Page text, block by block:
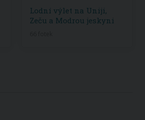
Lodní výlet na Uniji,
Zeču a Modrou jeskyni